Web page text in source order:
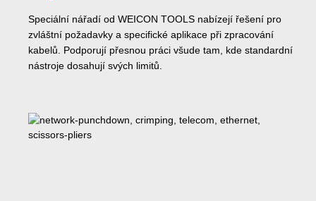
Speciální nářadí od WEICON TOOLS nabízejí řešení pro
zvláštní požadavky a specifické aplikace při zpracování
kabelů. Podporují přesnou práci všude tam, kde standardní
nástroje dosahují svých limitů.